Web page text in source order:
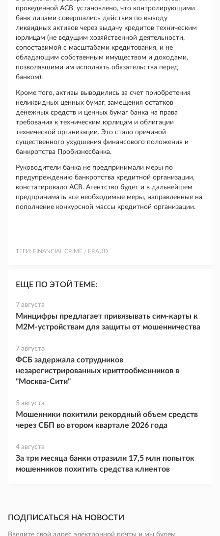
проведенной АСВ, установлено, что контролирующими
банк лицами совершались действия по выводу
ликвидных активов через выдачу кредитов техническим
юрлицам (не ведущим хозяйственной деятельности,
сопоставимой с масштабами кредитования, и не
обладающим собственным имуществом и доходами,
позволявшими им исполнять обязательства перед
банком).
Кроме того, активы выводились за счет приобретения
неликвидных ценных бумаг, замещения остатков
денежных средств и ценных бумаг банка на права
требования к техническим юрлицам и облигации
технической организации. Это стало причиной
существенного ухудшения финансового положения и
банкротства Пробизнесбанка.
Руководители банка не предпринимали меры по
предупреждению банкротства кредитной организации,
констатировало АСВ. Агентство будет и в дальнейшем
предпринимать все необходимые меры, направленные на
пополнение конкурсной массы кредитной организации.
ТЕГИ: FINANCIAL CRIME / FRAUD
ЕЩЕ ПО ЭТОЙ ТЕМЕ:
7 августа
Минцифры предлагает привязывать сим-карты к
M2M-устройствам для защиты от мошенничества
7 августа
ФСБ задержала сотрудников
незарегистрированных криптообменников в
"Москва-Сити"
5 августа
Мошенники похитили рекордный объем средств
через СБП во втором квартале 2026 года
4 августа
За три месяца банки отразили 17,5 млн попыток
мошенников похитить средства клиентов
ПОДПИСАТЬСЯ НА НОВОСТИ
Введите свой адрес электронной почты и мы будем